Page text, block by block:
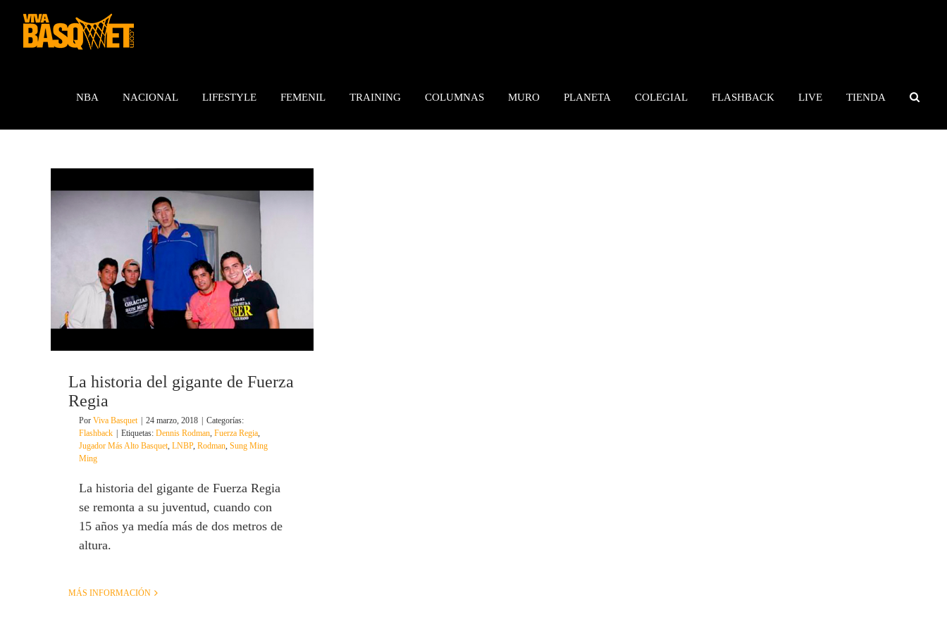
contenido
NBA NACIONAL LIFESTYLE FEMENIL TRAINING COLUMNAS MURO PLANETA COLEGIAL FLASHBACK LIVE TIENDA
La historia del gigante de Fuerza
Regia
Por Viva Basquet 24 marzo, 2018
Categorías:
Flashback
Etiquetas: Dennis Rodman, Fuerza Regia,
Jugador Más Alto Basquet, LNBP, Rodman, Sung Ming
Ming
La historia del gigante de Fuerza Regia
se remonta a su juventud, cuando con
15 años ya medía más de dos metros de
altura.
MÁS INFORMACIÓN